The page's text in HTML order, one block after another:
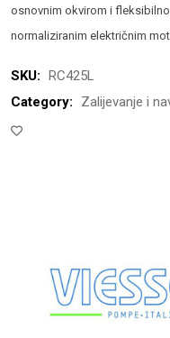
osnovnim okvirom i
normaliziranim električnim
SKU: RC425L
Category:
Zalijevanje i